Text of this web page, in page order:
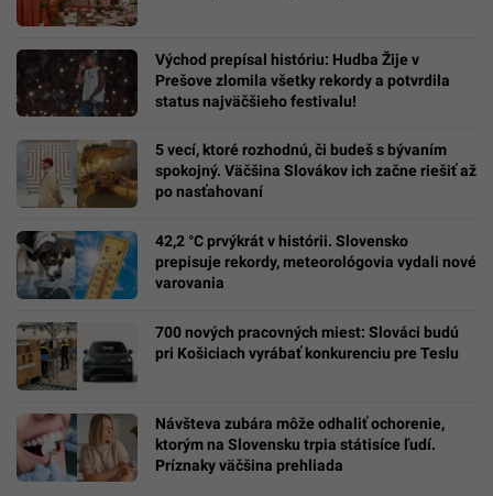
Východ prepísal históriu: Hudba Žije v
Prešove zlomila všetky rekordy a potvrdila
status najväčšieho festivalu!
5 vecí, ktoré rozhodnú, či budeš s bývaním
spokojný. Väčšina Slovákov ich začne riešiť až
po nasťahovaní
42,2 °C prvýkrát v histórii. Slovensko
prepisuje rekordy, meteorológovia vydali nové
varovania
700 nových pracovných miest: Slováci budú
pri Košiciach vyrábať konkurenciu pre Teslu
Návšteva zubára môže odhaliť ochorenie,
ktorým na Slovensku trpia státisíce ľudí.
Príznaky väčšina prehliada